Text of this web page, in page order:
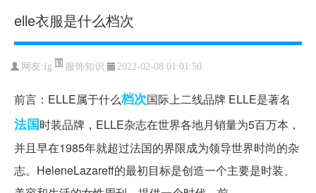
elle衣服是什么档次
网友:fg 服饰知识 2022-02-08 01:01:50
前言：ELLE属于什么档次国际上二线品牌 ELLE是著名
法国时装品牌，ELLE杂志在世界各地月销量为5百万本，
并且早在1985年就超过法国的界限成为领导世界时尚的杂
志。HeleneLazareff的最初目标是创造一个主要是时装、